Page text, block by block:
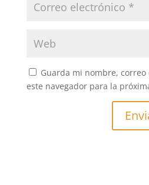
Guarda mi nombre,
este navegador para la